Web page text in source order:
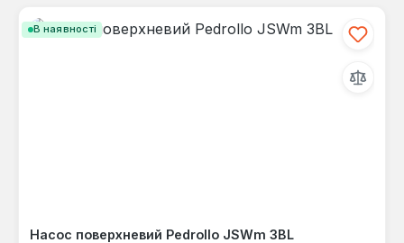
В наявності
Насос поверхневий Pedrollo JSWm 3BL